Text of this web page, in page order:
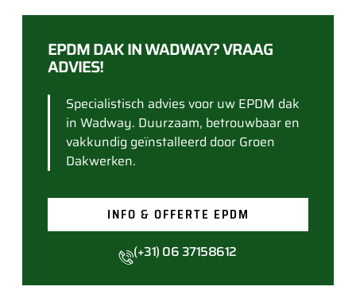
EPDM DAK IN WADWAY? VRAAG
ADVIES!
Specialistisch advies voor uw EPDM dak
in Wadway. Duurzaam, betrouwbaar en
vakkundig geïnstalleerd door Groen
Dakwerken.
INFO & OFFERTE EPDM
(+31) 06 37158612